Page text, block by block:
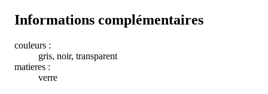
Informations complémentaires
couleurs :
gris, noir, transparent
matieres :
verre